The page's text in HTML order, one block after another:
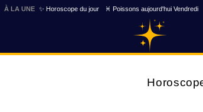
À LA UNE ✨ Horoscope du jour ♓ Poissons aujourd'hui Vendredi